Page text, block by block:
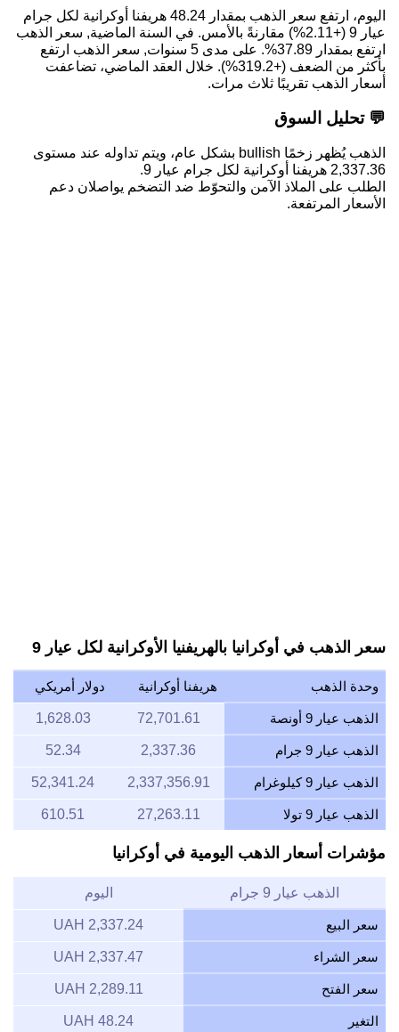
اليوم، ارتفع سعر الذهب بمقدار 48.24 هريفنا أوكرانية لكل جرام
عيار 9 (+2.11%) مقارنةً بالأمس. في السنة الماضية, سعر الذهب
ارتفع بمقدار 37.89%. على مدى 5 سنوات, سعر الذهب ارتفع
بأكثر من الضعف (+319.2%). خلال العقد الماضي، تضاعفت
أسعار الذهب تقريبًا ثلاث مرات.
💬 تحليل السوق
الذهب يُظهر زخمًا bullish بشكل عام، ويتم تداوله عند مستوى
2,337.36 هريفنا أوكرانية لكل جرام عيار 9.
الطلب على الملاذ الآمن والتحوّط ضد التضخم يواصلان دعم
الأسعار المرتفعة.
سعر الذهب في أوكرانيا بالهريفنيا الأوكرانية لكل عيار 9
وحدة الذهب هريفنا أوكرانية دولار أمريكي
الذهب عيار 9 أونصة 72,701.61
1,628.03
الذهب عيار 9 جرام 2,337.36
52.34
الذهب عيار 9 كيلوغرام 2,337,356.91
52,341.24
الذهب عيار 9 تولا 27,263.11
610.51
مؤشرات أسعار الذهب اليومية في أوكرانيا
الذهب عيار 9 جرام اليوم
سعر البيع 2,337.24 UAH
سعر الشراء 2,337.47 UAH
سعر الفتح 2,289.11 UAH
التغير 48.24 UAH